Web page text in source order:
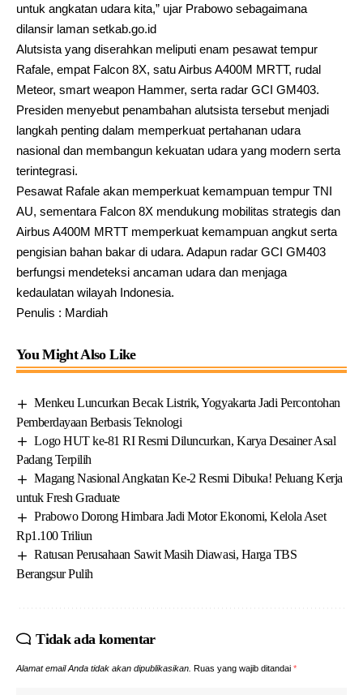
untuk angkatan udara kita,” ujar Prabowo sebagaimana
dilansir laman setkab.go.id
Alutsista yang diserahkan meliputi enam pesawat tempur
Rafale, empat Falcon 8X, satu Airbus A400M MRTT, rudal
Meteor, smart weapon Hammer, serta radar GCI GM403.
Presiden menyebut penambahan alutsista tersebut menjadi
langkah penting dalam memperkuat pertahanan udara
nasional dan membangun kekuatan udara yang modern serta
terintegrasi.
Pesawat Rafale akan memperkuat kemampuan tempur TNI
AU, sementara Falcon 8X mendukung mobilitas strategis dan
Airbus A400M MRTT memperkuat kemampuan angkut serta
pengisian bahan bakar di udara. Adapun radar GCI GM403
berfungsi mendeteksi ancaman udara dan menjaga
kedaulatan wilayah Indonesia.
Penulis : Mardiah
You Might Also Like
Menkeu Luncurkan Becak Listrik, Yogyakarta Jadi Percontohan
Pemberdayaan Berbasis Teknologi
Logo HUT ke-81 RI Resmi Diluncurkan, Karya Desainer Asal
Padang Terpilih
Magang Nasional Angkatan Ke-2 Resmi Dibuka! Peluang Kerja
untuk Fresh Graduate
Prabowo Dorong Himbara Jadi Motor Ekonomi, Kelola Aset
Rp1.100 Triliun
Ratusan Perusahaan Sawit Masih Diawasi, Harga TBS
Berangsur Pulih
Tidak ada komentar
Alamat email Anda tidak akan dipublikasikan. Ruas yang wajib ditandai *